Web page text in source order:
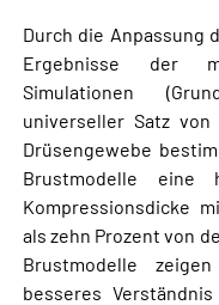
Durch die Anpassung
Ergebnisse der
Simulationen
universeller Satz
Drüsengewebe
Brustmodelle eine
Kompressionsdicke
als zehn Prozent von
Brustmodelle
besseres